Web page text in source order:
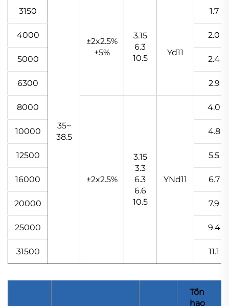
3150
35~
38.5
±2x2.5%
±5%
3.15
6.3
10.5
Yd11
1.7
4000 2.0
5000 2.4
6300 2.9
8000
±2x2.5%
3.15
3.3
6.3
6.6
10.5
YNd11
4.0
10000 4.8
12500 5.5
16000 6.7
20000 7.9
25000 9.4
31500 11.1
Tổn
hao